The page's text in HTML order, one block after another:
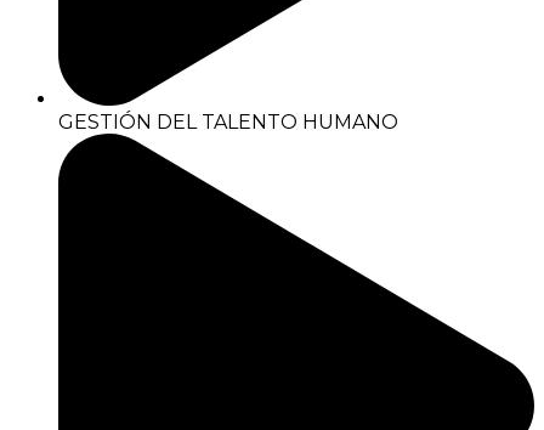
GESTIÓN DEL TALENTO HUMANO